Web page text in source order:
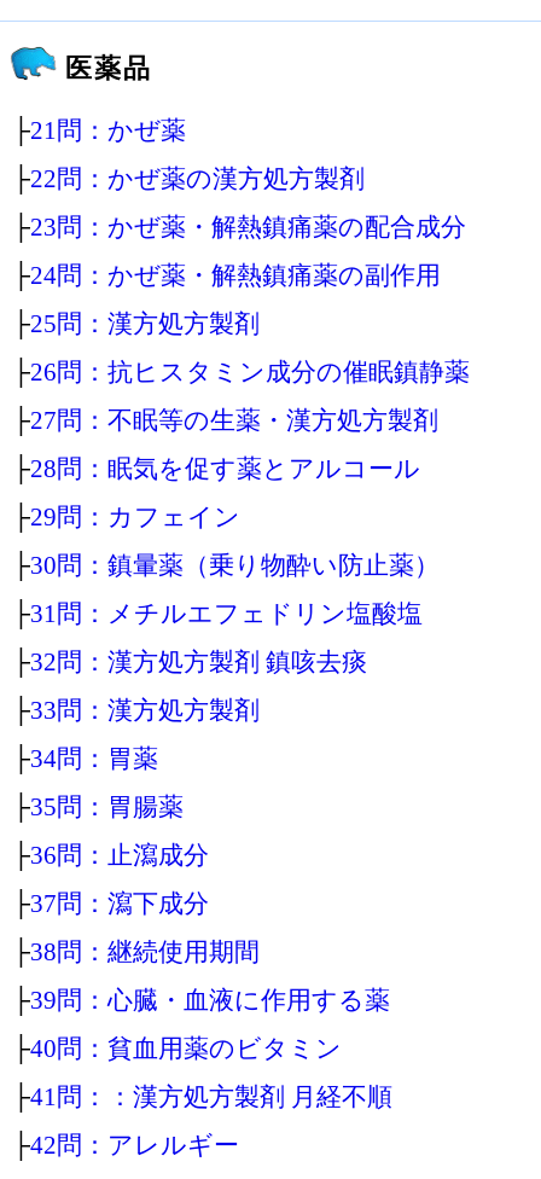
医薬品
├21問：かぜ薬
├22問：かぜ薬の漢方処方製剤
├23問：かぜ薬・解熱鎮痛薬の配合成分
├24問：かぜ薬・解熱鎮痛薬の副作用
├25問：漢方処方製剤
├26問：抗ヒスタミン成分の催眠鎮静薬
├27問：不眠等の生薬・漢方処方製剤
├28問：眠気を促す薬とアルコール
├29問：カフェイン
├30問：鎮暈薬（乗り物酔い防止薬）
├31問：メチルエフェドリン塩酸塩
├32問：漢方処方製剤 鎮咳去痰
├33問：漢方処方製剤
├34問：胃薬
├35問：胃腸薬
├36問：止瀉成分
├37問：瀉下成分
├38問：継続使用期間
├39問：心臓・血液に作用する薬
├40問：貧血用薬のビタミン
├41問：：漢方処方製剤 月経不順
├42問：アレルギー